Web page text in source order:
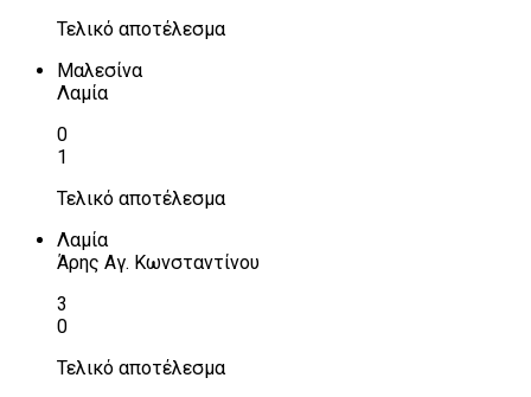
Τελικό αποτέλεσμα
Μαλεσίνα
Λαμία
0
1
Τελικό αποτέλεσμα
Λαμία
Άρης Αγ. Κωνσταντίνου
3
0
Τελικό αποτέλεσμα